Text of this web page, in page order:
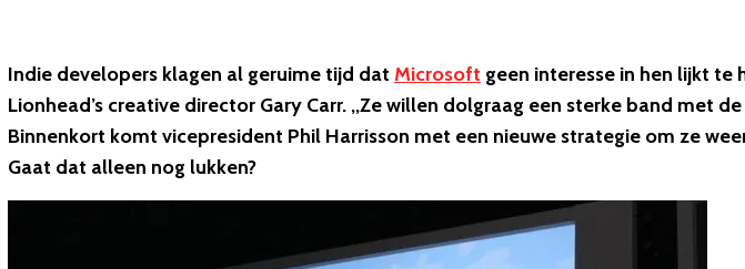
Indie developers klagen al geruime tijd dat Microsoft geen interesse in hen lijkt te
Lionhead’s creative director Gary Carr. ,,Ze willen dolgraag een sterke band met
Binnenkort komt vicepresident Phil Harrisson met een nieuwe strategie om ze
Gaat dat alleen nog lukken?